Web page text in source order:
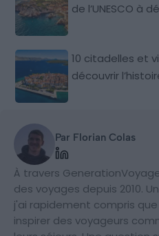
de l’UNESCO à
10 citadelles et
découvrir
Par Florian Colas
À travers
des voyages depuis 2010.
j'ai rapidement compris
inspirer des voyageurs